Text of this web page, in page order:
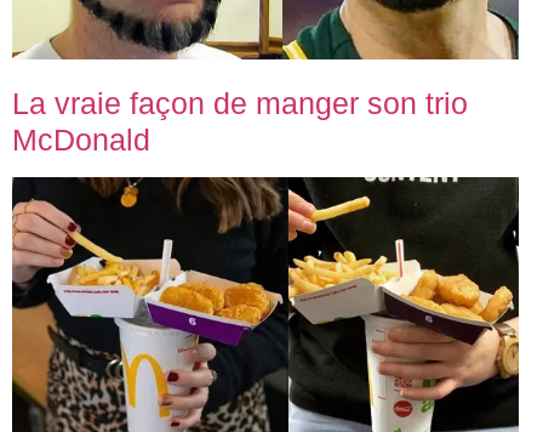
La vraie façon de manger son trio
McDonald